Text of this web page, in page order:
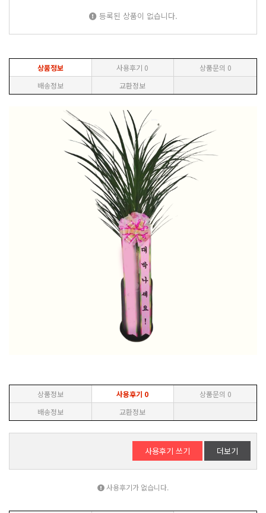
등록된 상품이 없습니다.
상품정보 사용후기 0 상품문의 0
배송정보
교환정보
상품정보 사용후기 0 상품문의 0
배송정보
교환정보
사용후기 쓰기 더보기
사용후기가 없습니다.